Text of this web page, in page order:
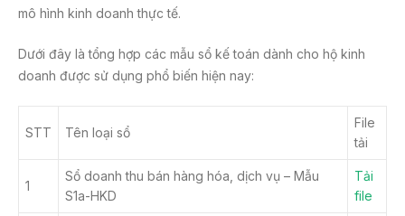
mô hình kinh doanh thực tế.
Dưới đây là tổng hợp các mẫu sổ kế toán dành cho hộ kinh
doanh được sử dụng phổ biến hiện nay:
STT Tên loại sổ
File
tải
1
Sổ doanh thu bán hàng hóa, dịch vụ – Mẫu
S1a-HKD
Tải
file